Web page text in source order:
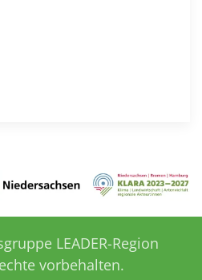
LEADER-Region
vorbehalten.